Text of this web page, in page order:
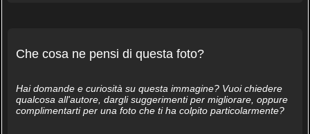
Che cosa ne pensi di questa foto?
Hai domande e curiosità su questa immagine? Vuoi chiedere
qualcosa all'autore, dargli suggerimenti per migliorare, oppure
complimentarti per una foto che ti ha colpito particolarmente?